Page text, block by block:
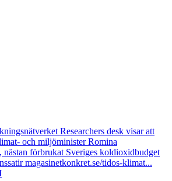
Researchers desk visar att
och miljöminister Romina
nästan förbrukat Sveriges koldioxidbudget
magasinetkonkret.se/tidos-klimat...